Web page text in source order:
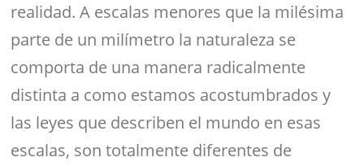
realidad. A escalas menores que la milésima
parte de un milímetro la naturaleza se
comporta de una manera radicalmente
distinta a como estamos acostumbrados y
las leyes que describen el mundo en esas
escalas, son totalmente diferentes de